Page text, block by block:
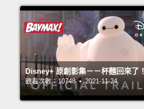
Disney+ 原創影集－－杯麵回來了！
觀看次數：10748 • 2021-11-24